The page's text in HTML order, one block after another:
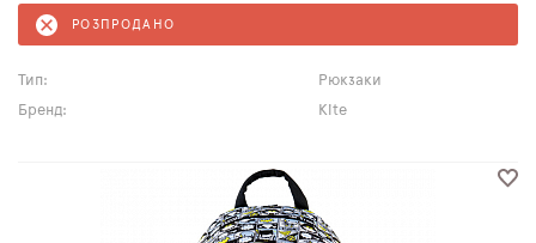
РОЗПРОДАНО
Тип:
Рюкзаки
Бренд:
Kite